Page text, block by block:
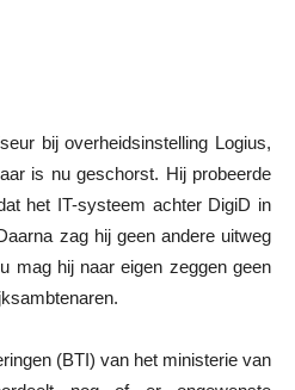
bij overheidsinstelling Logius,
is nu geschorst. Hij probeerde
het IT-systeem achter DigiD in
zag hij geen andere uitweg
mag hij naar eigen zeggen geen
(BTI) van het ministerie van